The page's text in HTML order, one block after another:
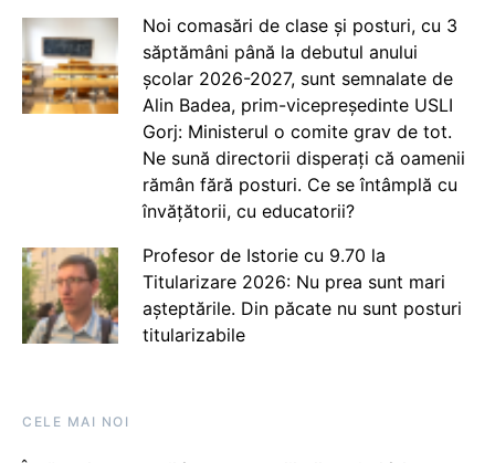
Noi comasări de clase și posturi, cu 3
săptămâni până la debutul anului
școlar 2026-2027, sunt semnalate de
Alin Badea, prim-vicepreședinte USLI
Gorj: Ministerul o comite grav de tot.
Ne sună directorii disperați că oamenii
rămân fără posturi. Ce se întâmplă cu
învățătorii, cu educatorii?
Profesor de Istorie cu 9.70 la
Titularizare 2026: Nu prea sunt mari
așteptările. Din păcate nu sunt posturi
titularizabile
CELE MAI NOI